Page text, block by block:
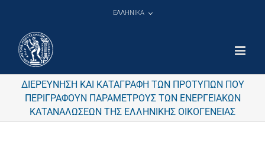
ΕΛΛΗΝΙΚΑ
ΔΙΕΡΕΥΝΗΣΗ ΚΑΙ ΚΑΤΑΓΡΑΦΗ ΤΩΝ ΠΡΟΤΥΠΩΝ ΠΟΥ
ΠΕΡΙΓΡΑΦΟΥΝ ΠΑΡΑΜΕΤΡΟΥΣ ΤΩΝ ΕΝΕΡΓΕΙΑΚΩΝ
ΚΑΤΑΝΑΛΩΣΕΩΝ ΤΗΣ ΕΛΛΗΝΙΚΗΣ ΟΙΚΟΓΕΝΕΙΑΣ